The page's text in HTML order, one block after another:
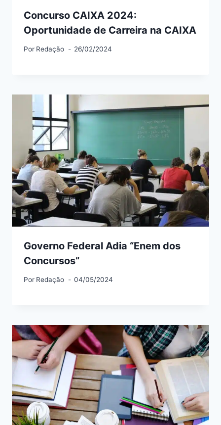
Concurso CAIXA 2024:
Oportunidade de Carreira na CAIXA
Por Redação 26/02/2024
Governo Federal Adia “Enem dos
Concursos”
Por Redação 04/05/2024